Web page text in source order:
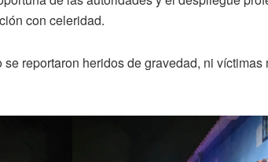
con celeridad.
reportaron heridos de gravedad, ni